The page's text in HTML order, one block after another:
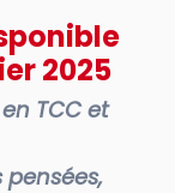
2025
TCC et